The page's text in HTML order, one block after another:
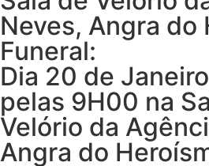
Neves, Angra do
Funeral:
Dia 20 de
pelas 9H00 na
Velório da
Angra do